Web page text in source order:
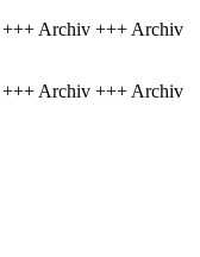
Archiv +++ Archiv
Archiv +++ Archiv